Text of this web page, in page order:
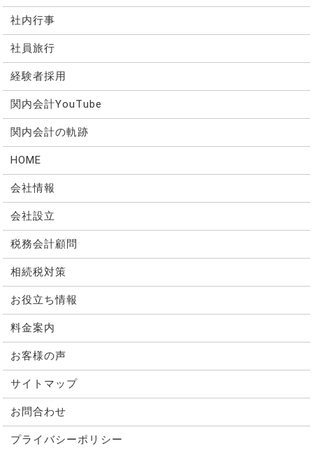
社内行事
社員旅行
経験者採用
関内会計YouTube
関内会計の軌跡
HOME
会社情報
会社設立
税務会計顧問
相続税対策
お役立ち情報
料金案内
お客様の声
サイトマップ
お問合わせ
プライバシーポリシー